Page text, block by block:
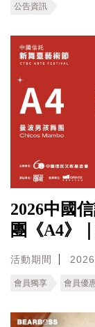
公告資訊
2026中國
團《A4》
活動期間
會員獨享 會員優